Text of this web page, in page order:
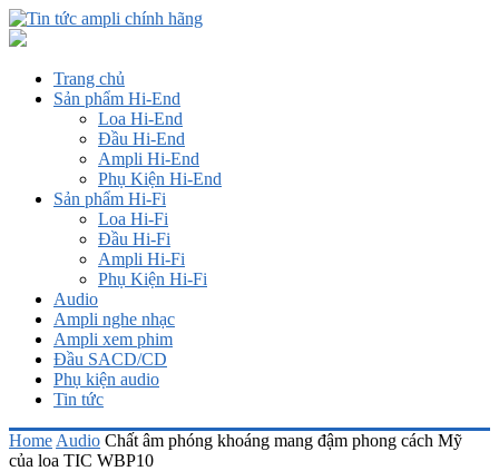
Trang chủ
Sản phẩm Hi-End
Loa Hi-End
Đầu Hi-End
Ampli Hi-End
Phụ Kiện Hi-End
Sản phẩm Hi-Fi
Loa Hi-Fi
Đầu Hi-Fi
Ampli Hi-Fi
Phụ Kiện Hi-Fi
Audio
Ampli nghe nhạc
Ampli xem phim
Đầu SACD/CD
Phụ kiện audio
Tin tức
Home Audio Chất âm phóng khoáng mang đậm phong cách Mỹ
của loa TIC WBP10